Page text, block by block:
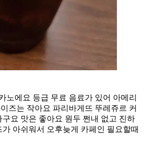
노에요 등급 무료 음료가 있어 아메리
즈는 작아요 파리바게뜨 뚜레쥬르 커
요 맛은 좋아요 원두 쩐내 없고 진하
아쉬워서 오후늦게 카페인 필요할때